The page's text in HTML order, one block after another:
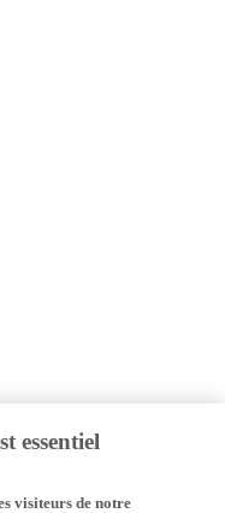
essentiel
visiteurs de notre